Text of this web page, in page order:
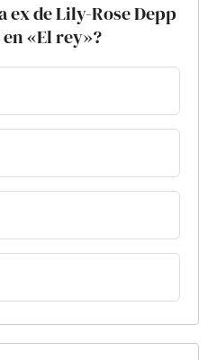
ex de Lily-Rose Depp
«El rey»?